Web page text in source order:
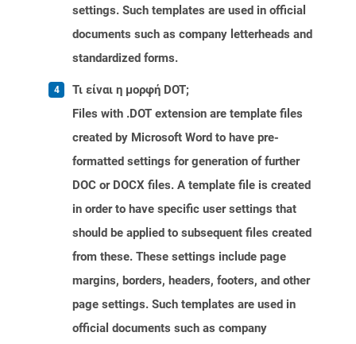
settings. Such templates are used in official
documents such as company letterheads and
standardized forms.
Τι είναι η μορφή DOT;
Files with .DOT extension are template files
created by Microsoft Word to have pre-
formatted settings for generation of further
DOC or DOCX files. A template file is created
in order to have specific user settings that
should be applied to subsequent files created
from these. These settings include page
margins, borders, headers, footers, and other
page settings. Such templates are used in
official documents such as company